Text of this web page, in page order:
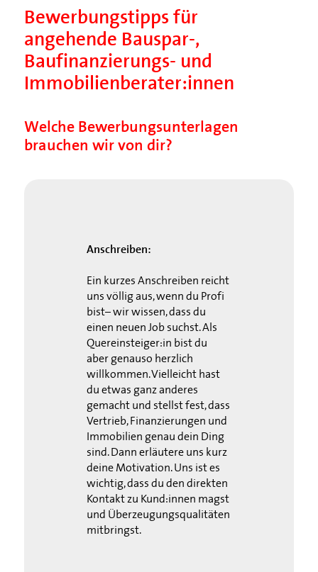
Bewerbungstipps für
angehende Bauspar-,
Baufinanzierungs- und
Immobilienberater:innen
Welche Bewerbungsunterlagen
brauchen wir von dir?
Anschreiben:
Ein kurzes Anschreiben reicht
uns völlig aus, wenn du Profi
bist– wir wissen, dass du
einen neuen Job suchst. Als
Quereinsteiger:in bist du
aber genauso herzlich
willkommen. Vielleicht hast
du etwas ganz anderes
gemacht und stellst fest, dass
Vertrieb, Finanzierungen und
Immobilien genau dein Ding
sind. Dann erläutere uns kurz
deine Motivation. Uns ist es
wichtig, dass du den direkten
Kontakt zu Kund:innen magst
und Überzeugungsqualitäten
mitbringst.